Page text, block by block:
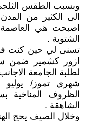
وبسبب الطقس
الى الكثير من
اصبحت هي العاصمة
الشتوية .
ازور كشمير ضمن
لطلبة الجامعة
شهري تموز/
الظروف المناخية
الشاهقة .
وخلال الصيف يحج